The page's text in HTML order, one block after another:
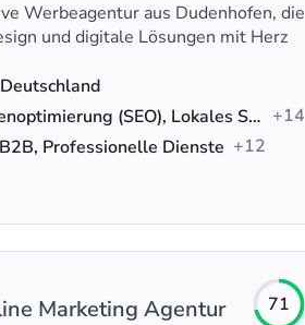
Werbeagentur aus Dudenhofen, die
und digitale Lösungen mit Herz
Suchmaschinenoptimierung (SEO), Lokales SEO, Technisches SEO +14
Professionelle Dienste +12
Marketing Agentur 71